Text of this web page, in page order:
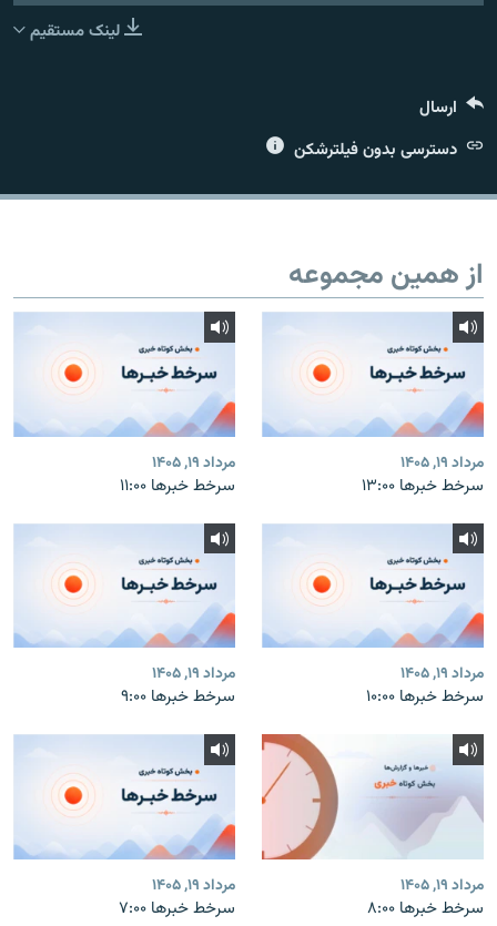
لینک مستقیم
ارسال
دسترسی بدون فیلترشکن
از همین مجموعه
مرداد ۱۹, ۱۴۰۵
سرخط خبرها ۱۳:۰۰
مرداد ۱۹, ۱۴۰۵
سرخط خبرها ۱۱:۰۰
مرداد ۱۹, ۱۴۰۵
سرخط خبرها ۱۰:۰۰
مرداد ۱۹, ۱۴۰۵
سرخط خبرها ۹:۰۰
مرداد ۱۹, ۱۴۰۵
سرخط خبرها ۸:۰۰
مرداد ۱۹, ۱۴۰۵
سرخط خبرها ۷:۰۰